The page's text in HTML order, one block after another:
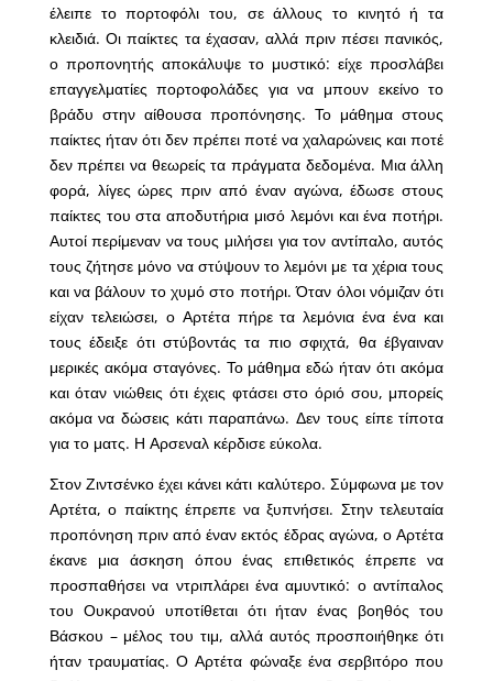
έλειπε το πορτοφόλι του, σε άλλους το κινητό ή τα
κλειδιά. Οι παίκτες τα έχασαν, αλλά πριν πέσει πανικός,
ο προπονητής αποκάλυψε το μυστικό: είχε προσλάβει
επαγγελματίες πορτοφολάδες για να μπουν εκείνο το
βράδυ στην αίθουσα προπόνησης. Το μάθημα στους
παίκτες ήταν ότι δεν πρέπει ποτέ να χαλαρώνεις και ποτέ
δεν πρέπει να θεωρείς τα πράγματα δεδομένα. Μια άλλη
φορά, λίγες ώρες πριν από έναν αγώνα, έδωσε στους
παίκτες του στα αποδυτήρια μισό λεμόνι και ένα ποτήρι.
Αυτοί περίμεναν να τους μιλήσει για τον αντίπαλο, αυτός
τους ζήτησε μόνο να στύψουν το λεμόνι με τα χέρια τους
και να βάλουν το χυμό στο ποτήρι. Όταν όλοι νόμιζαν ότι
είχαν τελειώσει, ο Αρτέτα πήρε τα λεμόνια ένα ένα και
τους έδειξε ότι στύβοντάς τα πιο σφιχτά, θα έβγαιναν
μερικές ακόμα σταγόνες. Το μάθημα εδώ ήταν ότι ακόμα
και όταν νιώθεις ότι έχεις φτάσει στο όριό σου, μπορείς
ακόμα να δώσεις κάτι παραπάνω. Δεν τους είπε τίποτα
για το ματς. Η Αρσεναλ κέρδισε εύκολα.
Στον Ζιντσένκο έχει κάνει κάτι καλύτερο. Σύμφωνα με τον
Αρτέτα, ο παίκτης έπρεπε να ξυπνήσει. Στην τελευταία
προπόνηση πριν από έναν εκτός έδρας αγώνα, ο Αρτέτα
έκανε μια άσκηση όπου ένας επιθετικός έπρεπε να
προσπαθήσει να ντριπλάρει ένα αμυντικό: ο αντίπαλος
του Ουκρανού υποτίθεται ότι ήταν ένας βοηθός του
Βάσκου – μέλος του τιμ, αλλά αυτός προσποιήθηκε ότι
ήταν τραυματίας. Ο Αρτέτα φώναξε ένα σερβιτόρο που